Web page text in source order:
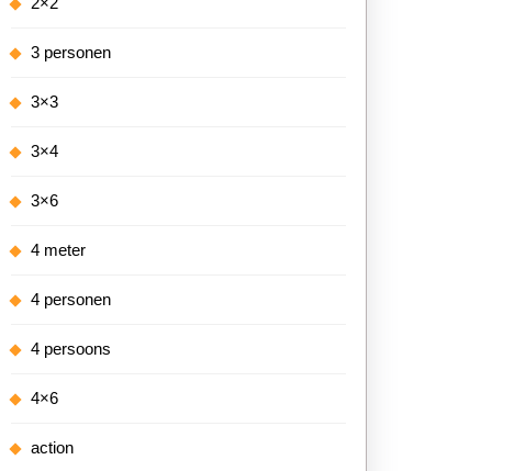
3 personen
3×3
3×4
3×6
4 meter
4 personen
4 persoons
4×6
action